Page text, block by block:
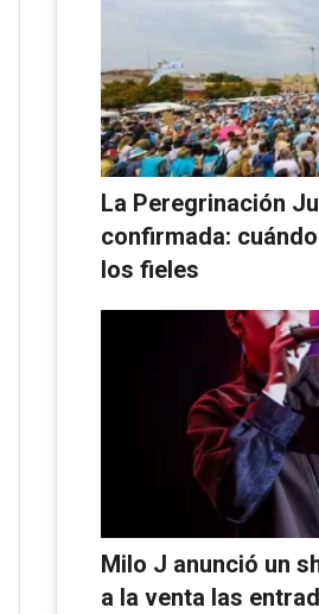
La Peregrinación
confirmada:
los fieles
Milo J anunció un
a la venta las